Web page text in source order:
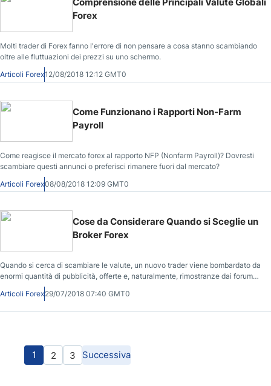
Forex
Molti trader di Forex fanno l'errore di non pensare a cosa stanno scambiando
oltre alle fluttuazioni dei prezzi su uno schermo.
Articoli Forex12/08/2018 12:12 GMT0
Come Funzionano i Rapporti Non-Farm
Payroll
Come reagisce il mercato forex al rapporto NFP (Nonfarm Payroll)? Dovresti
scambiare questi annunci o preferisci rimanere fuori dal mercato?
Articoli Forex08/08/2018 12:09 GMT0
Cose da Considerare Quando si Sceglie un
Broker Forex
Quando si cerca di scambiare le valute, un nuovo trader viene bombardato da
enormi quantità di pubblicità, offerte e, naturalmente, rimostranze dai forum
Articoli Forex29/07/2018 07:40 GMT0
1 2 3 Successiva